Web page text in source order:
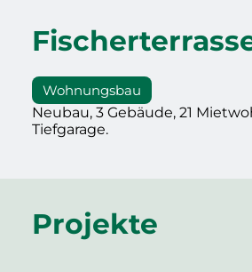
Wohnungsbau
Neubau, 3 Gebäude, 21
Tiefgarage.
Projekte